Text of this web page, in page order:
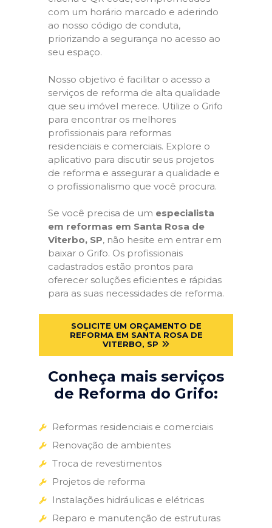
com um horário marcado e aderindo
ao nosso código de conduta,
priorizando a segurança no acesso ao
seu espaço.
Nosso objetivo é facilitar o acesso a
serviços de reforma de alta qualidade
que seu imóvel merece. Utilize o Grifo
para encontrar os melhores
profissionais para reformas
residenciais e comerciais. Explore o
aplicativo para discutir seus projetos
de reforma e assegurar a qualidade e
o profissionalismo que você procura.
Se você precisa de um especialista
em reformas em Santa Rosa de
Viterbo, SP, não hesite em entrar em
baixar o Grifo. Os profissionais
cadastrados estão prontos para
oferecer soluções eficientes e rápidas
para as suas necessidades de reforma.
SOLICITE UM ORÇAMENTO DE
REFORMA EM SANTA ROSA DE
VITERBO, SP
Conheça mais serviços
de Reforma do Grifo:
Reformas residenciais e comerciais
Renovação de ambientes
Troca de revestimentos
Projetos de reforma
Instalações hidráulicas e elétricas
Reparo e manutenção de estruturas